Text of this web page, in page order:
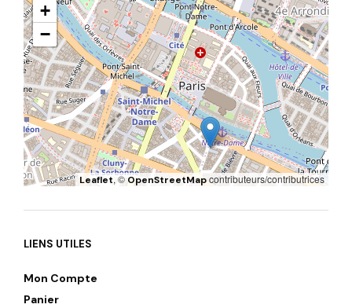
+
−
Leaflet, ©OpenStreetMapcontributeurs/contributrices
LIENS UTILES
Mon Compte
Panier